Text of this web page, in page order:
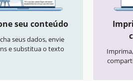
seu conteúdo
seus dados, envie
e substitua o texto